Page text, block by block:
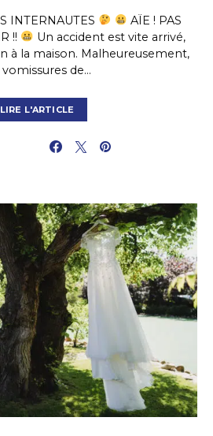
INTERNAUTES
AÏE ! PAS
!!
Un accident est vite arrivé,
à la maison. Malheureusement,
vomissures de…
LIRE L'ARTICLE